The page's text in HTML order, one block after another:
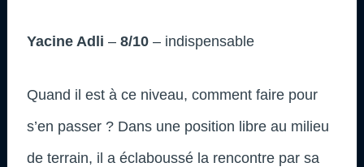
Yacine Adli – 8/10 – indispensable
Quand il est à ce niveau, comment faire pour
s’en passer ? Dans une position libre au milieu
de terrain, il a éclaboussé la rencontre par sa